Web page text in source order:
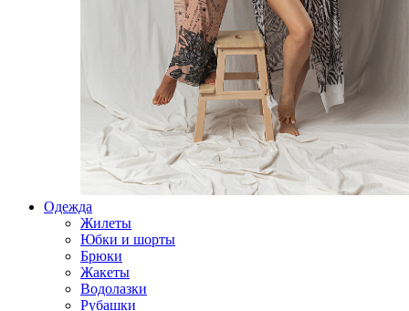
Одежда
Жилеты
Юбки и шорты
Брюки
Жакеты
Водолазки
Рубашки